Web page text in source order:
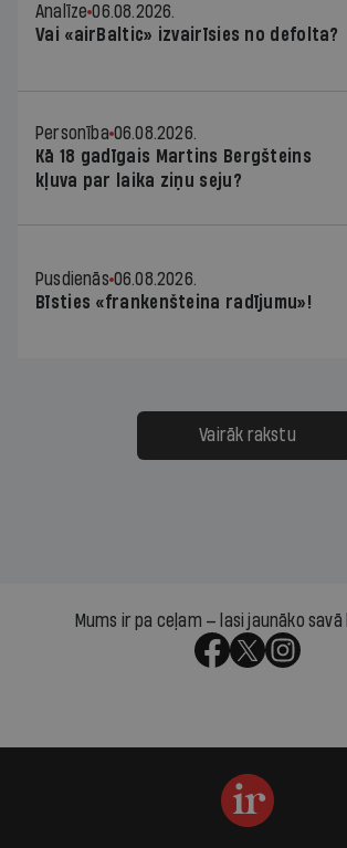
Analīze 06.08.2026.
Vai «airBaltic» izvairīsies no defolta?
Personība 06.08.2026.
Kā 18 gadīgais Martins Bergšteins
kļuva par laika ziņu seju?
Pusdienās 06.08.2026.
Bīsties «frankenšteina radījumu»!
Vairāk rakstu
Mums ir pa ceļam — lasi jaunāko savā